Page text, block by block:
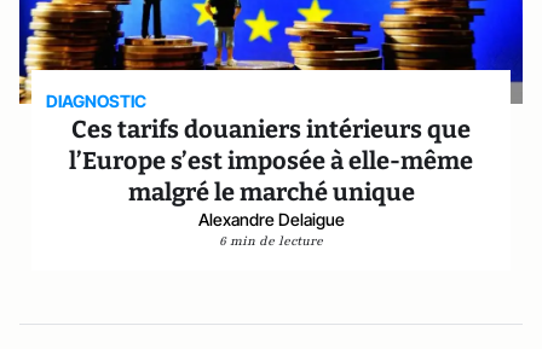
DIAGNOSTIC
Ces tarifs douaniers intérieurs que
l’Europe s’est imposée à elle-même
malgré le marché unique
Alexandre Delaigue
6 min de lecture